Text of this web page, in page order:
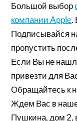
Большой выбор
компании Apple.
Подписывайся
пропустить
Если Вы не
привезти для
Обращайтесь к
Ждем Вас в
Пушкина, дом 2,